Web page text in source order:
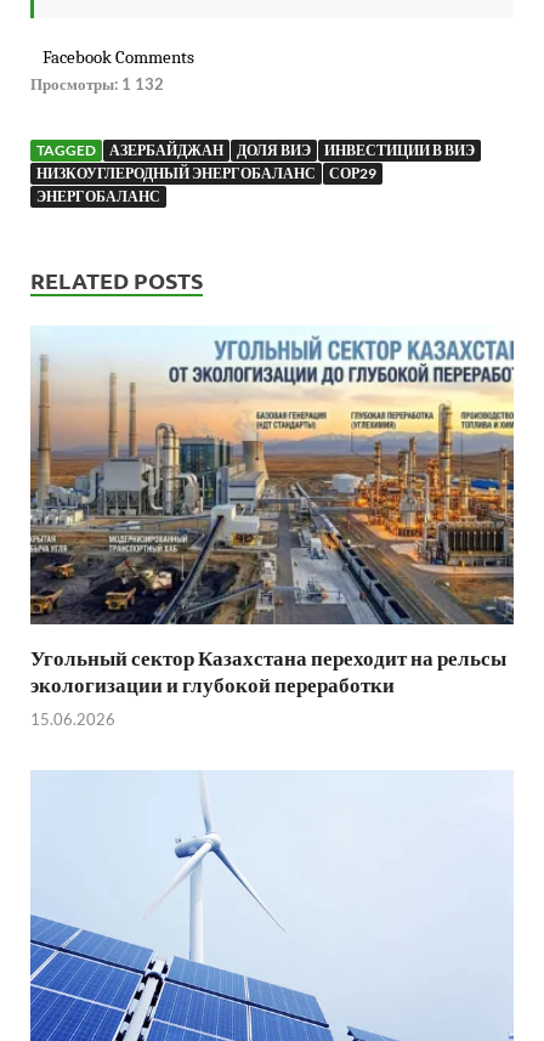
Facebook Comments
Просмотры: 1 132
TAGGED АЗЕРБАЙДЖАН ДОЛЯ ВИЭ
ИНВЕСТИЦИИ В ВИЭ
НИЗКОУГЛЕРОДНЫЙ ЭНЕРГОБАЛАНС
СОР29
ЭНЕРГОБАЛАНС
RELATED POSTS
Угольный сектор Казахстана переходит на рельсы
экологизации и глубокой переработки
15.06.2026